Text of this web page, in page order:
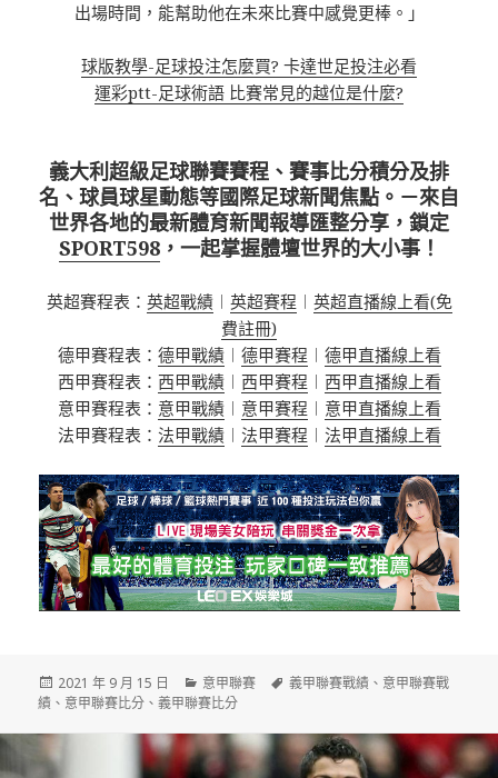
出場時間，能幫助他在未來比賽中感覺更棒。」
球版教學-足球投注怎麼買? 卡達世足投注必看
運彩ptt-足球術語 比賽常見的越位是什麼?
義大利超級足球聯賽賽程、賽事比分積分及排
名、球員球星動態等國際足球新聞焦點。－來自
世界各地的最新體育新聞報導匯整分享，鎖定
SPORT598，一起掌握體壇世界的大小事！
英超賽程表： 英超戰績︱ 英超賽程 ︱ 英超直播線上看(免
費註冊)
德甲賽程表： 德甲戰績︱ 德甲賽程 ︱ 德甲直播線上看
西甲賽程表： 西甲戰績︱ 西甲賽程 ︱ 西甲直播線上看
意甲賽程表： 意甲戰績︱ 意甲賽程 ︱ 意甲直播線上看
法甲賽程表： 法甲戰績︱ 法甲賽程 ︱ 法甲直播線上看
發
佈
2021 年 9 月 15 日
分
類
意甲聯賽
標
義甲聯賽戰績 、 意甲聯賽戰
績 、 意甲聯賽比分 、義甲聯賽比分